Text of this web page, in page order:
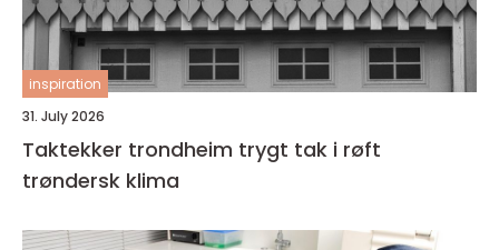
inspiration
31. July 2026
Taktekker trondheim trygt tak i røft
trøndersk klima